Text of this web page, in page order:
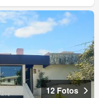
12 Fotos